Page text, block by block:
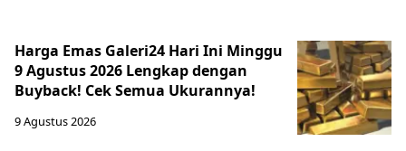
Harga Emas Galeri24 Hari Ini Minggu
9 Agustus 2026 Lengkap dengan
Buyback! Cek Semua Ukurannya!
9 Agustus 2026